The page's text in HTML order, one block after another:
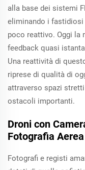
alla base dei sistemi
eliminando i fastidiosi
poco reattivo. Oggi la
feedback quasi
Una reattività di
riprese di qualità di
attraverso spazi
ostacoli importanti.
Droni con
Fotografia Aerea
Fotografi e registi